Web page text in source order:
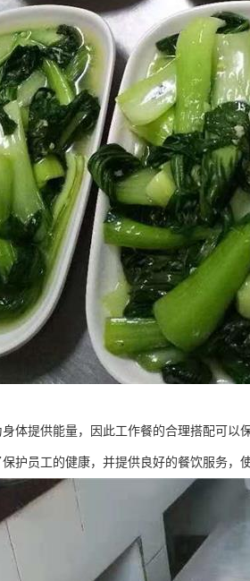
体提供能量，因此工作餐的合理搭配可
护员工的健康，并提供良好的餐饮服务，